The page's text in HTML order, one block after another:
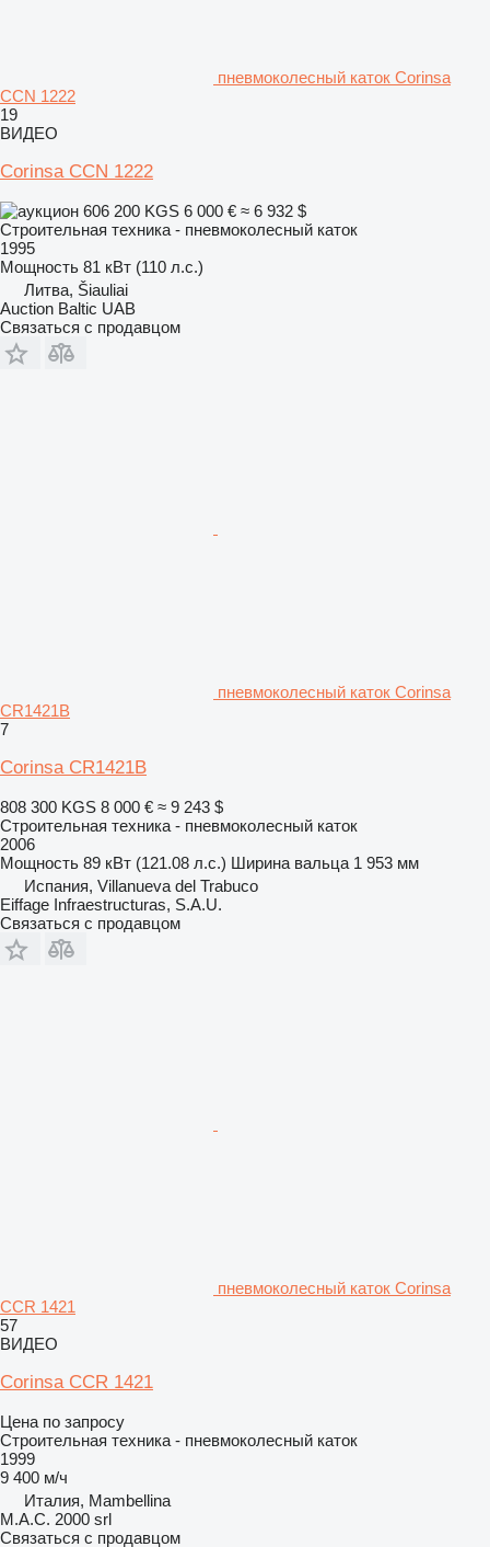
пневмоколесный каток Corinsa
CCN 1222
19
ВИДЕО
Corinsa CCN 1222
606 200 KGS 6 000 € ≈ 6 932 $
Строительная техника - пневмоколесный каток
1995
Мощность 81 кВт (110 л.с.)
Литва, Šiauliai
Auction Baltic UAB
Связаться с продавцом
пневмоколесный каток Corinsa
CR1421B
7
Corinsa CR1421B
808 300 KGS 8 000 € ≈ 9 243 $
Строительная техника - пневмоколесный каток
2006
Мощность 89 кВт (121.08 л.с.) Ширина вальца 1 953 мм
Испания, Villanueva del Trabuco
Eiffage Infraestructuras, S.A.U.
Связаться с продавцом
пневмоколесный каток Corinsa
CCR 1421
57
ВИДЕО
Corinsa CCR 1421
Цена по запросу
Строительная техника - пневмоколесный каток
1999
9 400 м/ч
Италия, Mambellina
M.A.C. 2000 srl
Связаться с продавцом